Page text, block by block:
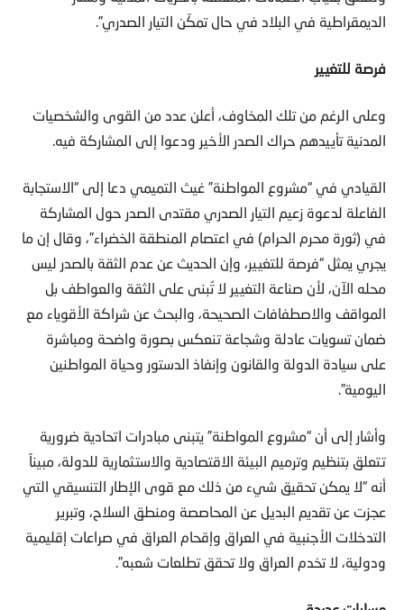
الديمقراطية في البلاد في حال تمكّن التيار الصدري”.
المدنية تأييدهم حراك الصدر الأخير ودعوا إلى المشاركة فيه.
الفاعلة لدعوة زعيم التيار الصدري مقتدى الصدر حول المشاركة
في (ثورة محرم الحرام) في اعتصام المنطقة الخضراء”، وقال إن ما
يجري يمثل “فرصة للتغيير، وإن الحديث عن عدم الثقة بالصدر ليس
محله الآن، لأن صناعة التغيير لا تُبنى على الثقة والعواطف بل
المواقف والاصطفافات الصحيحة، والبحث عن شراكة الأقوياء مع
ضمان تسويات عادلة وشجاعة تنعكس بصورة واضحة ومباشرة
على سيادة الدولة والقانون وإنفاذ الدستور وحياة المواطنين
اليومية”.
تتعلق بتنظيم وترميم البيئة الاقتصادية والاستثمارية للدولة، مبيناً
أنه “لا يمكن تحقيق شيء من ذلك مع قوى الإطار التنسيقي التي
عجزت عن تقديم البديل عن المحاصصة ومنطق السلاح، وتبرير
التدخلات الأجنبية في العراق وإقحام العراق في صراعات إقليمية
ودولية، لا تخدم العراق ولا تحقق تطلعات شعبه”.